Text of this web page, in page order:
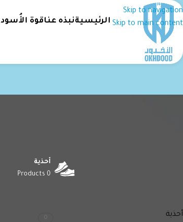
Skip to navigation
Skip to main content الرئيسيةنبذه عناقوة الأُسود
أحذية
0 Products
أحذية 0